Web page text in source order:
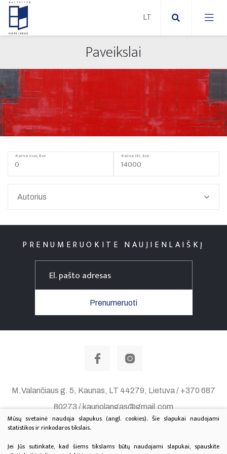
Abstraktūs paveikslai
Modernūs paveikslai
Paveikslai ant drobės
Paveikslai ant popieriaus
Liaudies skulptūros
Parodos 2025
Parodos 2024
Parodos 2022
Parodos 2021
Paveikslų restauravimas
Individualių papuošalų kūrimas
Paveikslai
Kaina nuo, Eur Kaina iki, Eur
Autorius
PRENUMERUOKITE NAUJIENLAIŠKĮ
Prenumeruoti
M.Valančiaus g. 5, Kaunas, LT 44279, Lietuva / +370 687
80273 / kaunolangas@gmail.com
Duomenų apsauga
Mūsų svetainė naudoja slapukus (angl. cookies). Šie slapukai naudojami
statistikos ir rinkodaros tikslais.
Jei Jūs sutinkate, kad šiems tikslams būtų naudojami slapukai, spauskite